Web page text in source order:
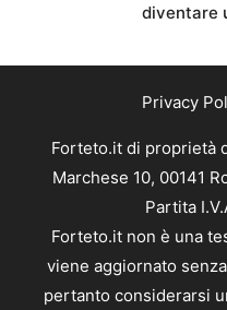
diventare
Privacy
Forteto.it di proprietà
Marchese 10, 00141
Partita
Forteto.it non è una
viene aggiornato
pertanto considerarsi